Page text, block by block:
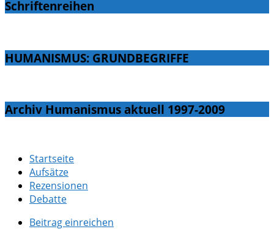
Schriftenreihen
HUMANISMUS: GRUNDBEGRIFFE
Archiv Humanismus aktuell 1997-2009
Startseite
Aufsätze
Rezensionen
Debatte
Beitrag einreichen